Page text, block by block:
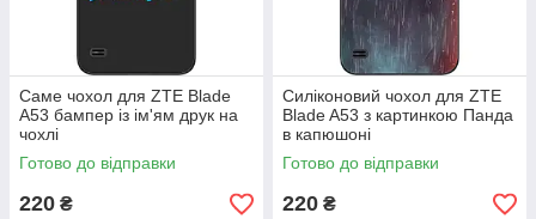
Саме чохол для ZTE Blade
A53 бампер із ім'ям друк на
чохлі
Готово до відправки
220 ₴
Силіконовий чохол для ZTE
Blade A53 з картинкою Панда
в капюшоні
Готово до відправки
220 ₴